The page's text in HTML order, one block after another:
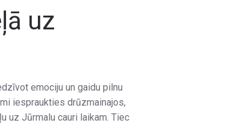
uz
emociju un gaidu pilnu
iespraukties drūzmainajos,
uz Jūrmalu cauri laikam. Tiec